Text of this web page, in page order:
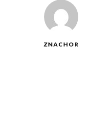
ZNACHOR